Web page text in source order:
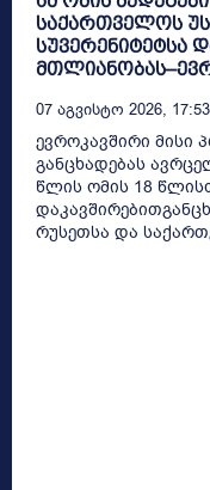
საქართველოს
სუვერენიტეტსა
07 Აგვისტო 2026, 17:53
ევროკავშირი მისი
განცხადებას
წლის ომის 18
რუსეთსა და